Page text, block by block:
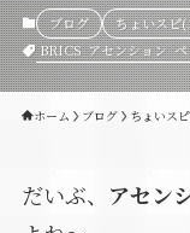
ブログ ちょいスピ
BRICS アセンション
ホーム ブログ ちょいス
だいぶ、 アセン